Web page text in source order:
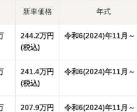
新車価格 年式
244.2万円
(税込)
令和6(2024)年11月～
241.4万円
(税込)
令和6(2024)年11月～
207.9万円
令和6(2024)年11月～